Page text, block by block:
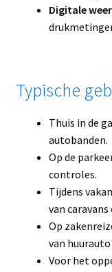
Digitale
Typische
Thuis in de
autobanden.
Op de
controles.
Tijdens
van
Op
van
Voor het